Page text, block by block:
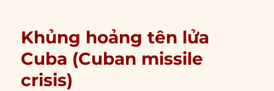
Khủng hoảng tên lửa
Cuba (Cuban missile
crisis)